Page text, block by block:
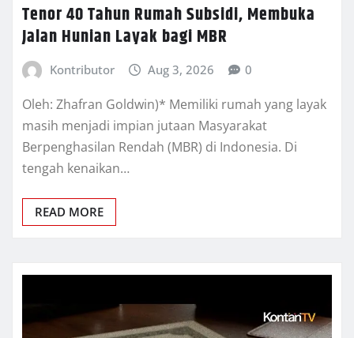
Tenor 40 Tahun Rumah Subsidi, Membuka
Jalan Hunian Layak bagi MBR
Kontributor Aug 3, 2026 0
Oleh: Zhafran Goldwin)* Memiliki rumah yang layak
masih menjadi impian jutaan Masyarakat
Berpenghasilan Rendah (MBR) di Indonesia. Di
tengah kenaikan…
READ MORE